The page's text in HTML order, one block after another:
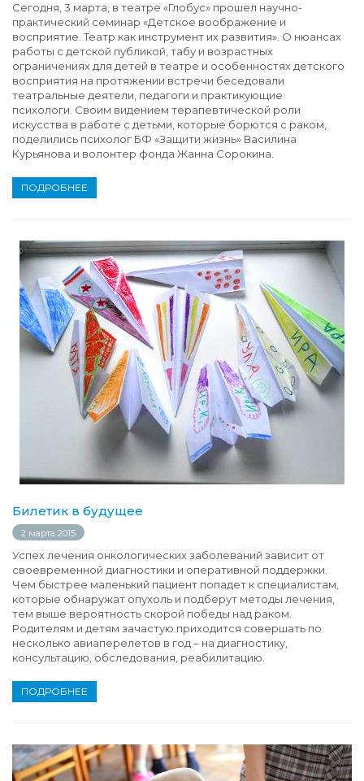
Сегодня, 3 марта, в театре «Глобус» прошел научно-
практический семинар «Детское воображение и
восприятие. Театр как инструмент их развития». О нюансах
работы с детской публикой, табу и возрастных
ограничениях для детей в театре и особенностях детского
восприятия на протяжении встречи беседовали
театральные деятели, педагоги и практикующие
психологи. Своим видением терапевтической роли
искусства в работе с детьми, которые борются с раком,
поделились психолог БФ «Защити жизнь» Василина
Курьянова и волонтер фонда Жанна Сорокина.
ПОДРОБНЕЕ
Билетик в будущее
2 марта 2015
Успех лечения онкологических заболеваний зависит от
своевременной диагностики и оперативной поддержки.
Чем быстрее маленький пациент попадет к специалистам,
которые обнаружат опухоль и подберут методы лечения,
тем выше вероятность скорой победы над раком.
Родителям и детям зачастую приходится совершать по
несколько авиаперелетов в год – на диагностику,
консультацию, обследования, реабилитацию.
ПОДРОБНЕЕ